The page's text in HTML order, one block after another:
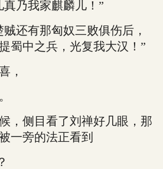
乃我家麒麟儿！”
还有那匈奴三败俱伤后，
蜀中之兵，光复我大汉！”
，
侧目看了刘禅好几眼，那
一旁的法正看到